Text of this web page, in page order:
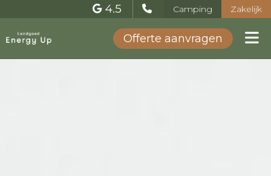
4.5 Camping Zakelijk
Offerte aanvragen